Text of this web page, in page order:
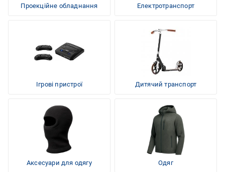
Проекційне обладнання Електротранспорт
Ігрові пристрої Дитячий транспорт
Аксесуари для одягу Одяг